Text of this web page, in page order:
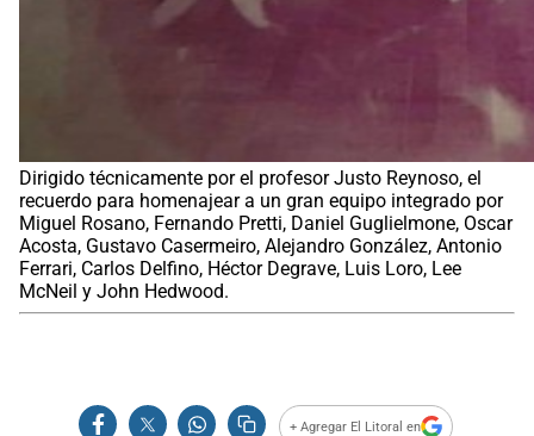
Dirigido técnicamente por el profesor Justo Reynoso, el
recuerdo para homenajear a un gran equipo integrado por
Miguel Rosano, Fernando Pretti, Daniel Guglielmone, Oscar
Acosta, Gustavo Casermeiro, Alejandro González, Antonio
Ferrari, Carlos Delfino, Héctor Degrave, Luis Loro, Lee
McNeil y John Hedwood.
+ Agregar El Litoral en